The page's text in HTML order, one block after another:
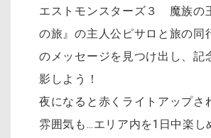
エストモンスターズ３ 魔族の
の旅』の主人公ピサロと旅の同
のメッセージを見つけ出し、記
影しよう！
夜になると赤くライトアップさ
雰囲気も…エリア内を1日中楽し